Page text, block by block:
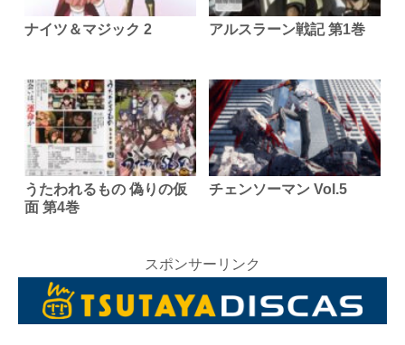
ナイツ＆マジック 2 アルスラーン戦記 第1巻
うたわれるもの 偽りの仮
面 第4巻
チェンソーマン Vol.5
スポンサーリンク